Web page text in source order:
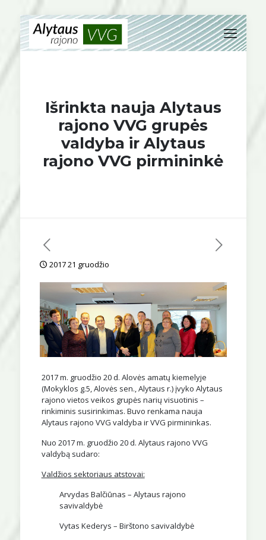
Išrinkta nauja Alytaus
rajono VVG grupės
valdyba ir Alytaus
rajono VVG pirmininkė
2017 21 gruodžio
2017 m. gruodžio 20 d. Alovės amatų kiemelyje
(Mokyklos g.5, Alovės sen., Alytaus r.) įvyko Alytaus
rajono vietos veikos grupės narių visuotinis –
rinkiminis susirinkimas. Buvo renkama nauja
Alytaus rajono VVG valdyba ir VVG pirmininkas.
Nuo 2017 m. gruodžio 20 d. Alytaus rajono VVG
valdybą sudaro:
Valdžios sektoriaus atstovai:
Arvydas Balčiūnas – Alytaus rajono
savivaldybė
Vytas Kederys – Birštono savivaldybė